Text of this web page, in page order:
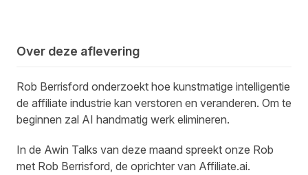
Over deze aflevering
Rob Berrisford onderzoekt hoe kunstmatige intelligentie
de affiliate industrie kan verstoren en veranderen. Om te
beginnen zal AI handmatig werk elimineren.
In de Awin Talks van deze maand spreekt onze Rob
met Rob Berrisford, de oprichter van Affiliate.ai.